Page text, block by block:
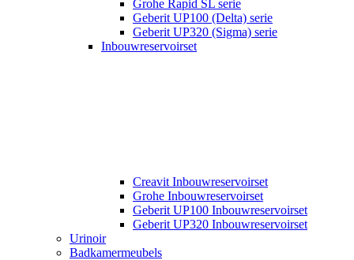
Grohe Rapid SL serie
Geberit UP100 (Delta) serie
Geberit UP320 (Sigma) serie
Inbouwreservoirset
Creavit Inbouwreservoirset
Grohe Inbouwreservoirset
Geberit UP100 Inbouwreservoirset
Geberit UP320 Inbouwreservoirset
Urinoir
Badkamermeubels